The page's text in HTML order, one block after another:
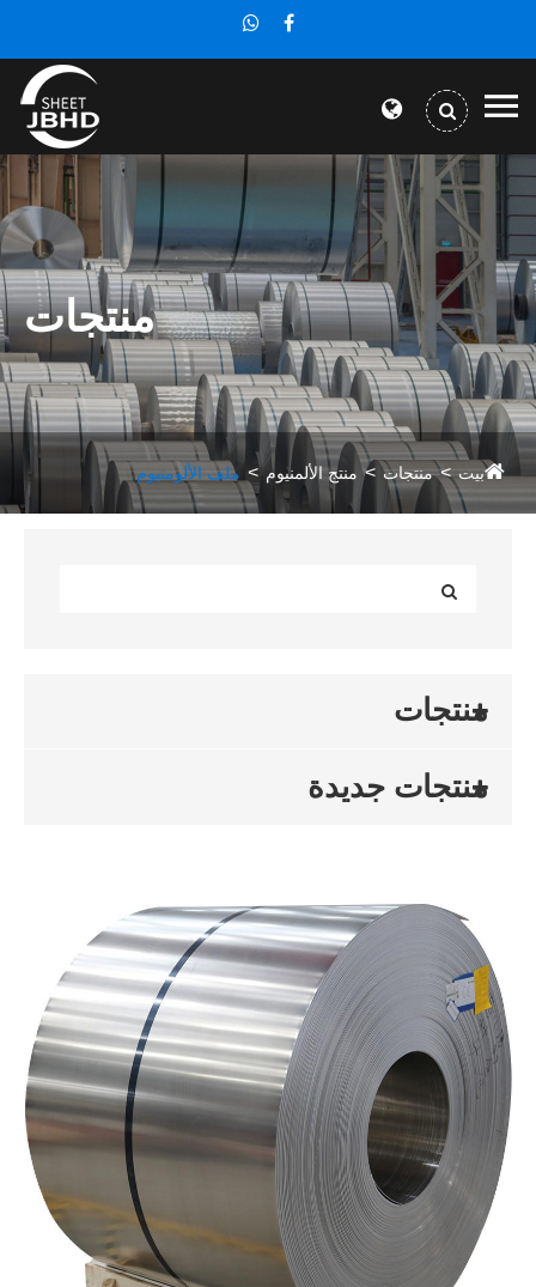
منتجات
بيت منتجات منتج الألمنيوم ملف الألومنيوم
منتجات
منتجات جديدة